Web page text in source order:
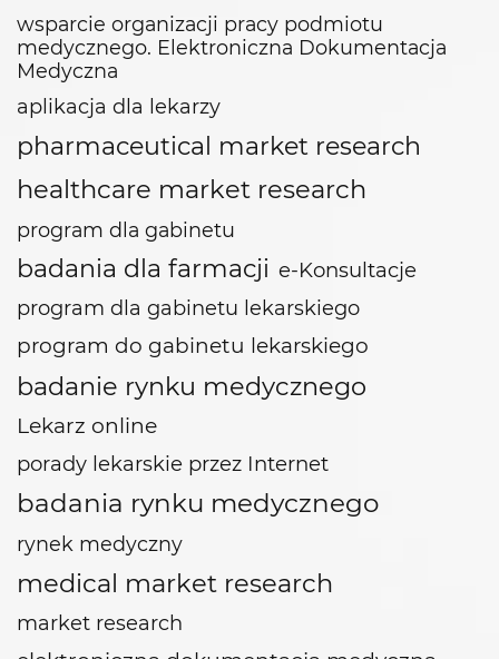
wsparcie organizacji pracy podmiotu
medycznego. Elektroniczna Dokumentacja
Medyczna
aplikacja dla lekarzy
pharmaceutical market research
healthcare market research
program dla gabinetu
badania dla farmacji e-Konsultacje
program dla gabinetu lekarskiego
program do gabinetu lekarskiego
badanie rynku medycznego
Lekarz online
porady lekarskie przez Internet
badania rynku medycznego
rynek medyczny
medical market research
market research